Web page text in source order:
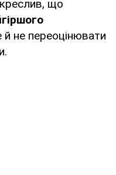
що
й не переоцінювати